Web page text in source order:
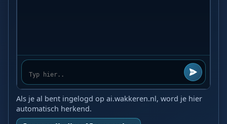
Als je al bent ingelogd op ai.wakkeren.nl, word je hier
automatisch herkend.